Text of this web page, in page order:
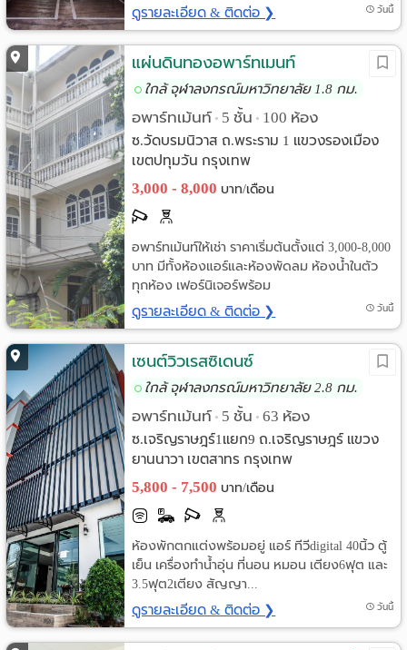
ดูรายละเอียด & ติดต่อ ❯ วันนี้
แผ่นดินทองอพาร์ทเมนท์
ใกล้ จุฬาลงกรณ์มหาวิทยาลัย 1.8 กม.
อพาร์ทเม้นท์ • 5 ชั้น • 100 ห้อง
ซ.วัดบรมนิวาส ถ.พระราม 1 แขวงรองเมือง
เขตปทุมวัน กรุงเทพ
3,000 - 8,000 บาท/เดือน
อพาร์ทเม้นท์ให้เช่า ราคาเริ่มต้นตั้งแต่ 3,000-8,000
บาท มีทั้งห้องแอร์และห้องพัดลม ห้องน้ำในตัว
ทุกห้อง เฟอร์นิเจอร์พร้อม
ดูรายละเอียด & ติดต่อ ❯ วันนี้
เซนต์วิวเรสซิเดนซ์
ใกล้ จุฬาลงกรณ์มหาวิทยาลัย 2.8 กม.
อพาร์ทเม้นท์ • 5 ชั้น • 63 ห้อง
ซ.เจริญราษฎร์1แยก9 ถ.เจริญราษฎร์ แขวง
ยานนาวา เขตสาทร กรุงเทพ
5,800 - 7,500 บาท/เดือน
ห้องพักตกแต่งพร้อมอยู่ แอร์ ทีวีdigital 40นิ้ว ตู้
เย็น เครื่องทำน้ำอุ่น ที่นอน หมอน เตียง6ฟุต และ
3.5ฟุต2เตียง สัญญา...
ดูรายละเอียด & ติดต่อ ❯ วันนี้